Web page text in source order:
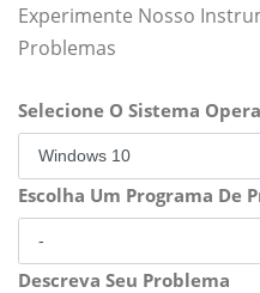
Experimente Nosso
Problemas
Selecione O Sistema
Escolha Um Programa De
Descreva Seu Problema